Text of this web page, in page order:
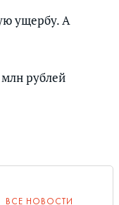
ущербу. А
млн рублей
ВСЕ НОВОСТИ